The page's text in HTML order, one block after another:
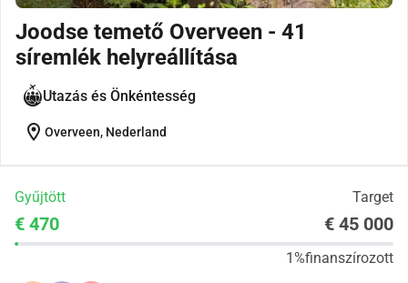
Joodse temető Overveen - 41
síremlék helyreállítása
Utazás és Önkéntesség
location_on Overveen, Nederland
Gyűjtött Target
€ 470 € 45 000
1%finanszírozott